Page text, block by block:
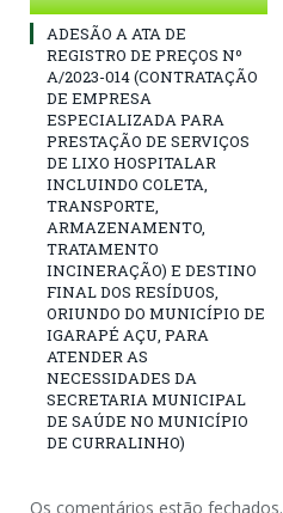
ADESÃO A ATA DE
REGISTRO DE PREÇOS Nº
A/2023-014 (CONTRATAÇÃO
DE EMPRESA
ESPECIALIZADA PARA
PRESTAÇÃO DE SERVIÇOS
DE LIXO HOSPITALAR
INCLUINDO COLETA,
TRANSPORTE,
ARMAZENAMENTO,
TRATAMENTO
INCINERAÇÃO) E DESTINO
FINAL DOS RESÍDUOS,
ORIUNDO DO MUNICÍPIO DE
IGARAPÉ AÇU, PARA
ATENDER AS
NECESSIDADES DA
SECRETARIA MUNICIPAL
DE SAÚDE NO MUNICÍPIO
DE CURRALINHO)
Os comentários estão fechados.